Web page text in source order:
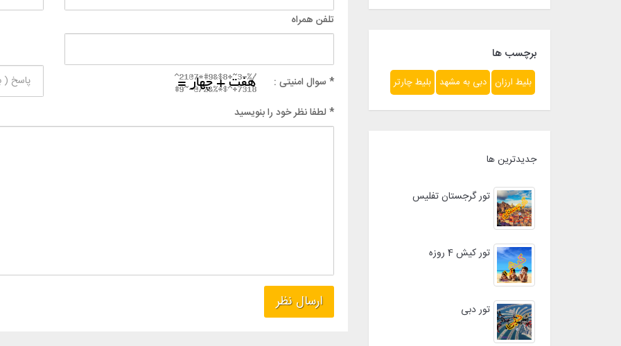
برچسب ها
بلیط ارزان دبی به مشهد بلیط چارتر
جدیدترین ها
تور گرجستان تفلیس
تور کیش 4 روزه
تور دبی
تلفن همراه
* سوال امنیتی :
* لطفا نظر خود را بنویسید